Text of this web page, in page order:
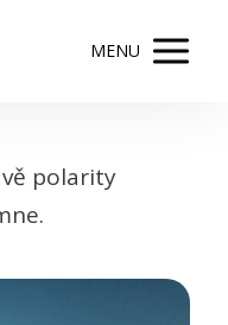
MENU
polarity